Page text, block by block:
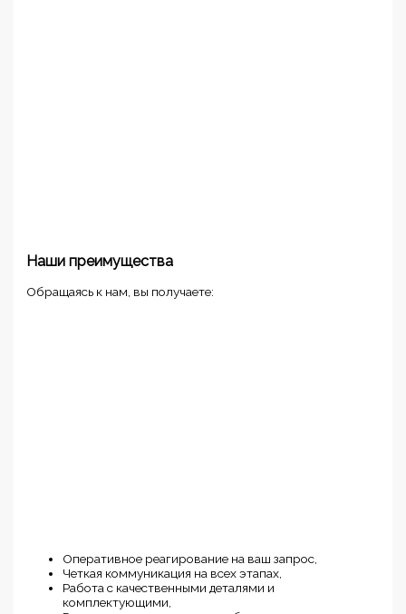
Наши преимущества
Обращаясь к нам, вы получаете:
Оперативное реагирование на ваш запрос,
Четкая коммуникация на всех этапах,
Работа с качественными деталями и
комплектующими,